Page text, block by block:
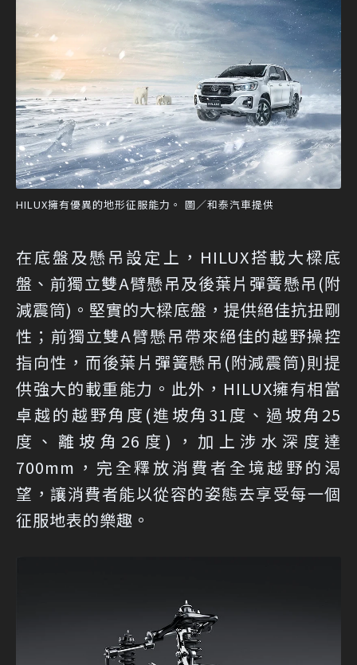
HILUX擁有優異的地形征服能力。 圖／和泰汽車提供
在底盤及懸吊設定上，HILUX搭載大樑底
盤、前獨立雙A臂懸吊及後葉片彈簧懸吊(附
減震筒)。堅實的大樑底盤，提供絕佳抗扭剛
性；前獨立雙A臂懸吊帶來絕佳的越野操控
指向性，而後葉片彈簧懸吊(附減震筒)則提
供強大的載重能力。此外，HILUX擁有相當
卓越的越野角度(進坡角31度、過坡角25
度、離坡角26度)，加上涉水深度達
700mm，完全釋放消費者全境越野的渴
望，讓消費者能以從容的姿態去享受每一個
征服地表的樂趣。